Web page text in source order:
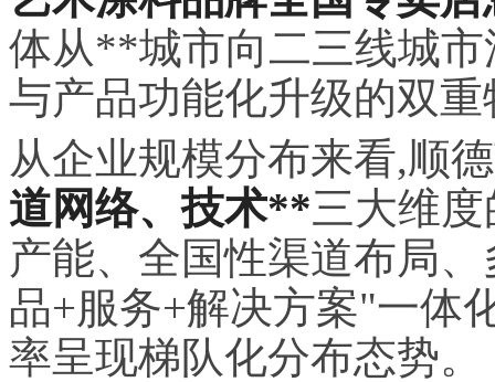
体从**城市向二三线城
与产品功能化升级的双重
从企业规模分布来看,顺
道网络、技术**三大维
产能、全国性渠道布局
品+服务+解决方案"一体
率呈现梯队化分布态势。